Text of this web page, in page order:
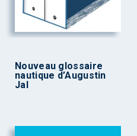
Nouveau glossaire
nautique d’Augustin
Jal